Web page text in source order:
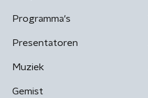
Programma's
Presentatoren
Muziek
Gemist